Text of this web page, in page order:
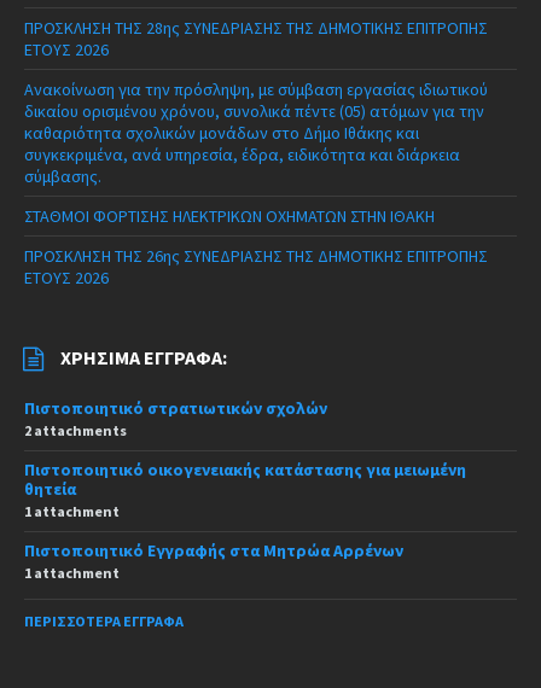
ΠΡΟΣΚΛΗΣΗ ΤΗΣ 28ης ΣΥΝΕΔΡΙΑΣΗΣ ΤΗΣ ΔΗΜΟΤΙΚΗΣ ΕΠΙΤΡΟΠΗΣ
ΕΤΟΥΣ 2026
Ανακοίνωση για την πρόσληψη, με σύμβαση εργασίας ιδιωτικού
δικαίου ορισμένου χρόνου, συνολικά πέντε (05) ατόμων για την
καθαριότητα σχολικών μονάδων στο Δήμο Ιθάκης και
συγκεκριμένα, ανά υπηρεσία, έδρα, ειδικότητα και διάρκεια
σύμβασης.
ΣΤΑΘΜΟΙ ΦΟΡΤΙΣΗΣ ΗΛΕΚΤΡΙΚΩΝ ΟΧΗΜΑΤΩΝ ΣΤΗΝ ΙΘΑΚΗ
ΠΡΟΣΚΛΗΣΗ ΤΗΣ 26ης ΣΥΝΕΔΡΙΑΣΗΣ ΤΗΣ ΔΗΜΟΤΙΚΗΣ ΕΠΙΤΡΟΠΗΣ
ΕΤΟΥΣ 2026
ΧΡΉΣΙΜΑ ΈΓΓΡΑΦΑ:
Πιστοποιητικό στρατιωτικών σχολών
2 attachments
Πιστοποιητικό οικογενειακής κατάστασης για μειωμένη
θητεία
1 attachment
Πιστοποιητικό Εγγραφής στα Μητρώα Αρρένων
1 attachment
ΠΕΡΙΣΣΌΤΕΡΑ ΈΓΓΡΑΦΑ